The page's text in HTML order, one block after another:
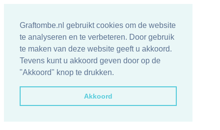
Graftombe.nl gebruikt cookies om de website
te analyseren en te verbeteren. Door gebruik
te maken van deze website geeft u akkoord.
Tevens kunt u akkoord geven door op de
"Akkoord" knop te drukken.
Akkoord